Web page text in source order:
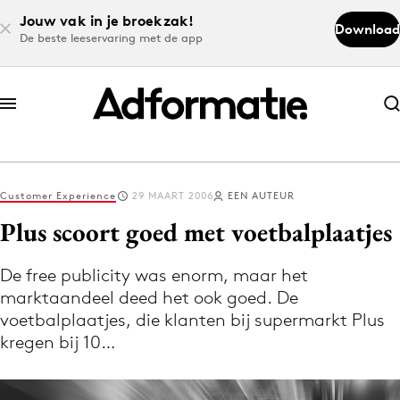
Jouw vak in je broekzak!
De beste leeservaring met de app
Download
Abonneer nu
Abonneer nu
Log in
Download de app
Volg het laatste nieuws via de Adformatie
Nieuws app
Customer Experience 29 MAART 2006 EEN AUTEUR
Plus scoort goed met voetbalplaatjes
De free publicity was enorm, maar het
marktaandeel deed het ook goed. De
voetbalplaatjes, die klanten bij supermarkt Plus
kregen bij 10…